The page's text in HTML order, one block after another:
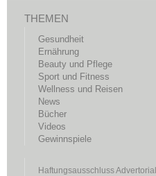
THEMEN
Gesundheit
Ernährung
Beauty und Pflege
Sport und Fitness
Wellness und Reisen
News
Bücher
Videos
Gewinnspiele
Haftungsausschluss